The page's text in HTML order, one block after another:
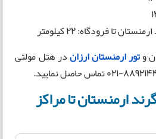
تا فرودگاه: 22 کیلومتر
وتور ارمنستان ارزاندر هتل مولتی
ارمنستان تا مراکز